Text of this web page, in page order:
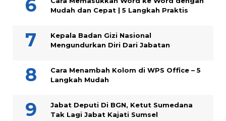
Mudah dan Cepat | 5 Langkah Praktis
Kepala Badan Gizi Nasional
Mengundurkan Diri Dari Jabatan
Cara Menambah Kolom di WPS Office – 5
Langkah Mudah
Jabat Deputi Di BGN, Ketut Sumedana
Tak Lagi Jabat Kajati Sumsel